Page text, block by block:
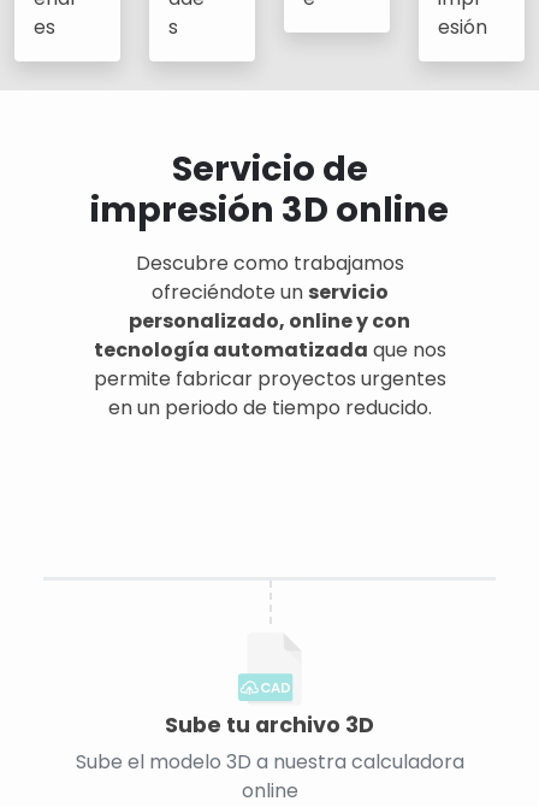
es
s
esión
Servicio de
impresión 3D online
Descubre como trabajamos
ofreciéndote un servicio
personalizado, online y con
tecnología automatizada que nos
permite fabricar proyectos urgentes
en un periodo de tiempo reducido.
CAD
Sube tu archivo 3D
Sube el modelo 3D a nuestra calculadora
online